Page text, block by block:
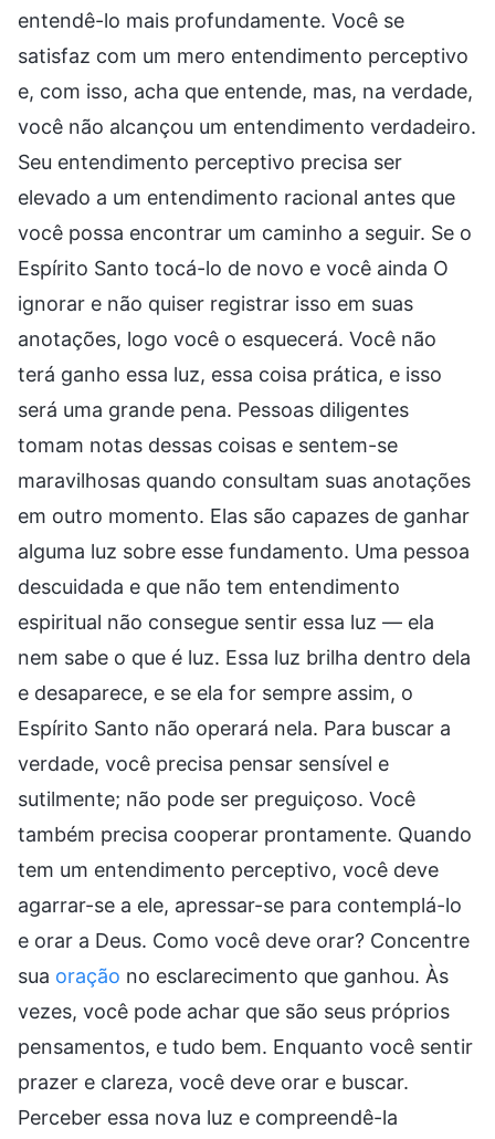
entendê-lo mais profundamente. Você se
satisfaz com um mero entendimento perceptivo
e, com isso, acha que entende, mas, na verdade,
você não alcançou um entendimento verdadeiro.
Seu entendimento perceptivo precisa ser
elevado a um entendimento racional antes que
você possa encontrar um caminho a seguir. Se o
Espírito Santo tocá-lo de novo e você ainda O
ignorar e não quiser registrar isso em suas
anotações, logo você o esquecerá. Você não
terá ganho essa luz, essa coisa prática, e isso
será uma grande pena. Pessoas diligentes
tomam notas dessas coisas e sentem-se
maravilhosas quando consultam suas anotações
em outro momento. Elas são capazes de ganhar
alguma luz sobre esse fundamento. Uma pessoa
descuidada e que não tem entendimento
espiritual não consegue sentir essa luz — ela
nem sabe o que é luz. Essa luz brilha dentro dela
e desaparece, e se ela for sempre assim, o
Espírito Santo não operará nela. Para buscar a
verdade, você precisa pensar sensível e
sutilmente; não pode ser preguiçoso. Você
também precisa cooperar prontamente. Quando
tem um entendimento perceptivo, você deve
agarrar-se a ele, apressar-se para contemplá-lo
e orar a Deus. Como você deve orar? Concentre
sua oração no esclarecimento que ganhou. Às
vezes, você pode achar que são seus próprios
pensamentos, e tudo bem. Enquanto você sentir
prazer e clareza, você deve orar e buscar.
Perceber essa nova luz e compreendê-la